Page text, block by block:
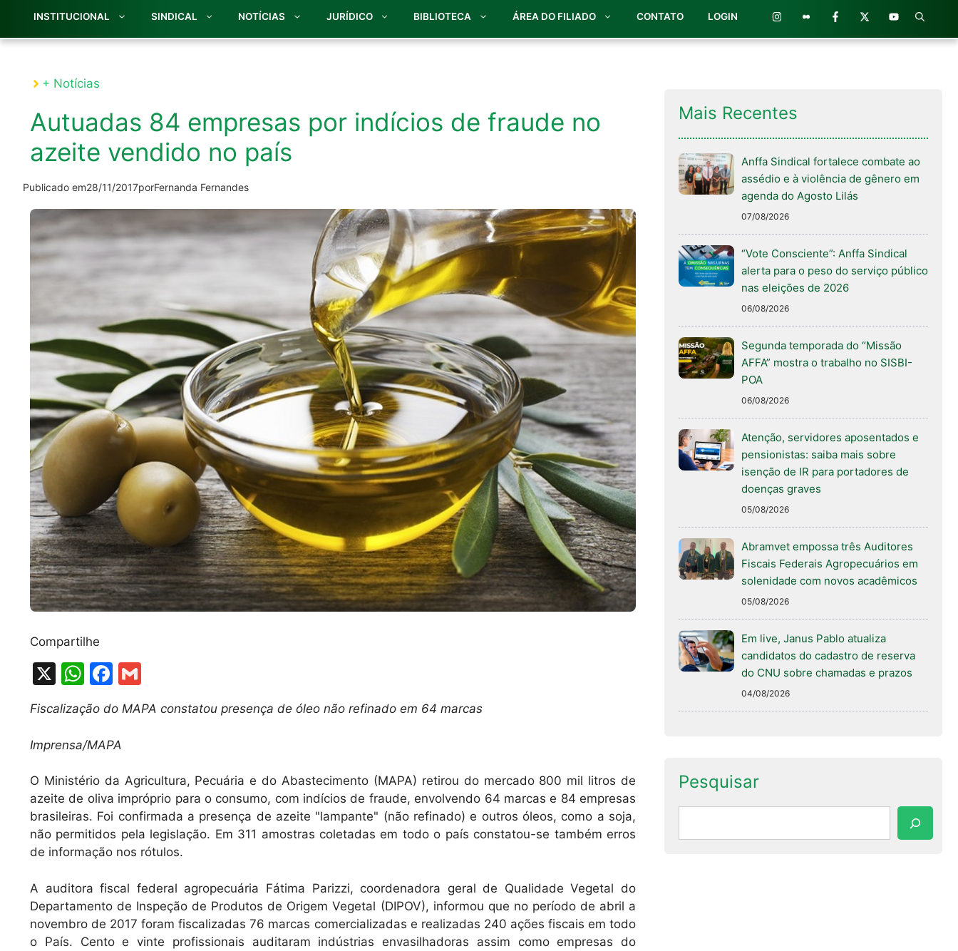
INSTITUCIONAL SINDICAL NOTÍCIAS JURÍDICO BIBLIOTECA ÁREA DO FILIADO CONTATO LOGIN
+ Notícias
Autuadas 84 empresas por indícios de fraude no
azeite vendido no país
Publicado em28/11/2017porFernanda Fernandes
Compartilhe
X
W
h
at
s
p
p
F
a
c
e
o
o
k
m
ai
Fiscalização do MAPA constatou presença de óleo não refinado em 64 marcas
Imprensa/MAPA
O Ministério da Agricultura, Pecuária e do Abastecimento (MAPA) retirou do mercado 800 mil litros de
azeite de oliva impróprio para o consumo, com indícios de fraude, envolvendo 64 marcas e 84 empresas
brasileiras. Foi confirmada a presença de azeite "lampante" (não refinado) e outros óleos, como a soja,
não permitidos pela legislação. Em 311 amostras coletadas em todo o país constatou-se também erros
de informação nos rótulos.
A auditora fiscal federal agropecuária Fátima Parizzi, coordenadora geral de Qualidade Vegetal do
Departamento de Inspeção de Produtos de Origem Vegetal (DIPOV), informou que no período de abril a
novembro de 2017 foram fiscalizadas 76 marcas comercializadas e realizadas 240 ações fiscais em todo
o País. Cento e vinte profissionais auditaram indústrias envasilhadoras assim como empresas do
Mais Recentes
Anffa Sindical fortalece combate ao
assédio e à violência de gênero em
agenda do Agosto Lilás
07/08/2026
“Vote Consciente”: Anffa Sindical
alerta para o peso do serviço público
nas eleições de 2026
06/08/2026
Segunda temporada do “Missão
AFFA” mostra o trabalho no SISBI-
POA
06/08/2026
Atenção, servidores aposentados e
pensionistas: saiba mais sobre
isenção de IR para portadores de
doenças graves
05/08/2026
Abramvet empossa três Auditores
Fiscais Federais Agropecuários em
solenidade com novos acadêmicos
05/08/2026
Em live, Janus Pablo atualiza
candidatos do cadastro de reserva
do CNU sobre chamadas e prazos
04/08/2026
Pesquisar